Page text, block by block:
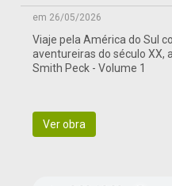
em 26/05/2026
Viaje pela América do Sul
aventureiras do século XX,
Smith Peck - Volume 1
Ver obra